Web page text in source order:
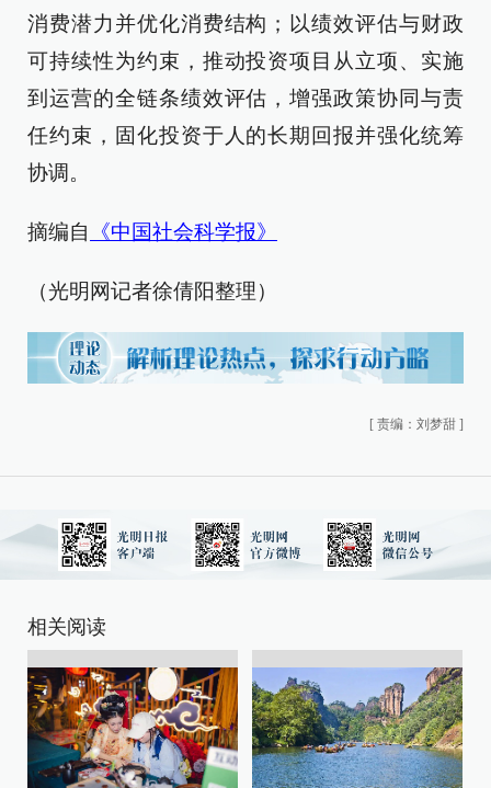
消费潜力并优化消费结构；以绩效评估与财政
可持续性为约束，推动投资项目从立项、实施
到运营的全链条绩效评估，增强政策协同与责
任约束，固化投资于人的长期回报并强化统筹
协调。
摘编自 《中国社会科学报》
（光明网记者徐倩阳整理）
[ 责编：刘梦甜 ]
相关阅读